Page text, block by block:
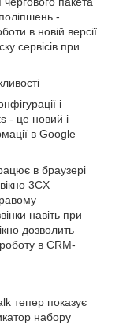
-
в новій версії
сервісів при
і
- це новий і
в Google
в браузері
3CX
навіть при
дозволить
в CRM-
тепер показує
набору